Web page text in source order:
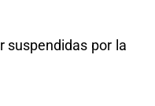
suspendidas por la